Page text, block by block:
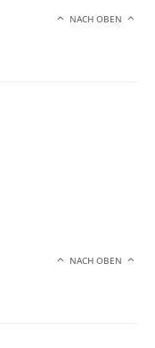
NACH OBEN
NACH OBEN